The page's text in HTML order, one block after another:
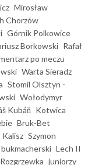
Mirosław
Chorzów
Górnik Polkowice
Borkowski Rafał
po meczu
Warta Sieradz
Stomil Olsztyn -
Wołodymyr
Kubáň Kotwica
Bruk-Bet
Kalisz Szymon
bukmacherski Lech II
Rozgrzewka juniorzy